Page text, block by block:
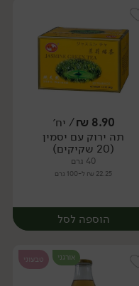
יח׳
8.90
₪/ יח׳
תה ירוק עם יסמין
(20 שקיקים)
40 גרם
22.25 ₪ ל-100 גרם
הוספה לסל
אורגני טבעוני